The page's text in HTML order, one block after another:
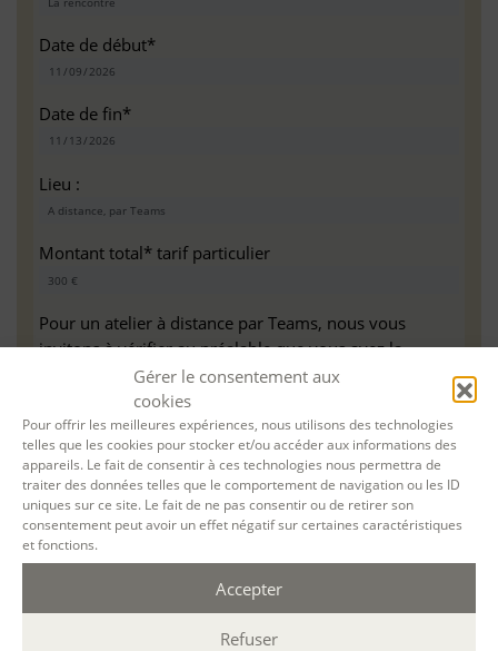
Gérer le consentement aux
cookies
Pour offrir les meilleures expériences, nous utilisons des technologies
telles que les cookies pour stocker et/ou accéder aux informations des
appareils. Le fait de consentir à ces technologies nous permettra de
traiter des données telles que le comportement de navigation ou les ID
uniques sur ce site. Le fait de ne pas consentir ou de retirer son
consentement peut avoir un effet négatif sur certaines caractéristiques
et fonctions.
Accepter
Refuser
Date de début*
Date de fin*
Lieu :
Montant total* tarif particulier
Pour un atelier à distance par Teams, nous vous
invitons à vérifier au préalable que vous avez la
configuration minimale requise pour pouvoir travailler
dans les meilleures conditions : Configuration
matérielle requise pourMicrosoft Teams | Microsoft
Learn
Accessibilité : ALEPH-ÉCRITURE est sensible à l’inclusion des
personnes en situation de handicap. Si vous avez besoin
d’un aménagement spécifique de programme, n’hésitez pas
à nous contacter en amont de votre inscription afin